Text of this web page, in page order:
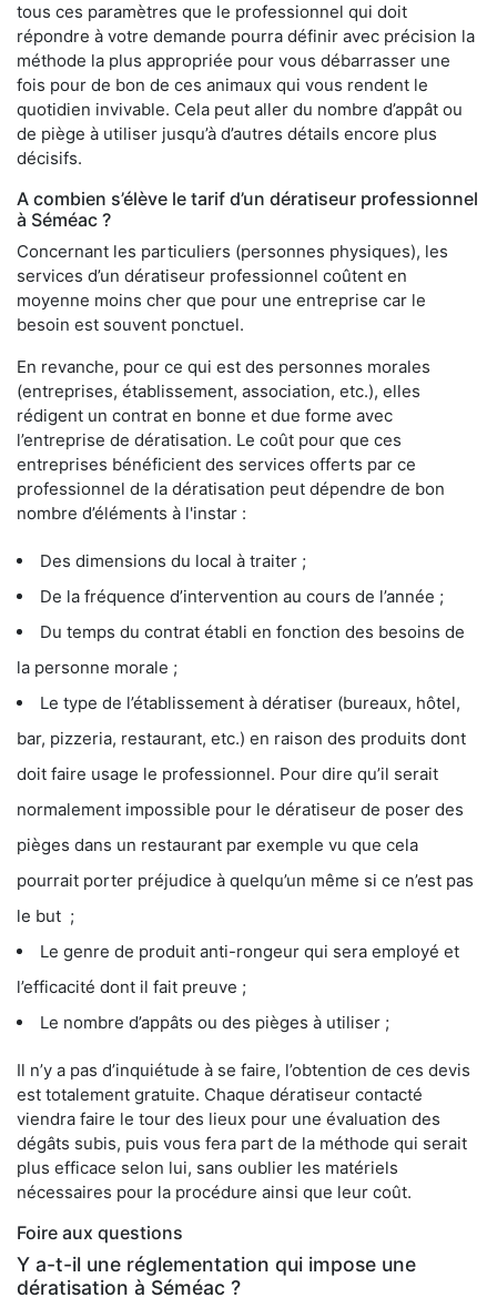
tous ces paramètres que le professionnel qui doit
répondre à votre demande pourra définir avec précision la
méthode la plus appropriée pour vous débarrasser une
fois pour de bon de ces animaux qui vous rendent le
quotidien invivable. Cela peut aller du nombre d’appât ou
de piège à utiliser jusqu’à d’autres détails encore plus
décisifs.
A combien s’élève le tarif d’un dératiseur professionnel
à Séméac ?
Concernant les particuliers (personnes physiques), les
services d’un dératiseur professionnel coûtent en
moyenne moins cher que pour une entreprise car le
besoin est souvent ponctuel.
En revanche, pour ce qui est des personnes morales
(entreprises, établissement, association, etc.), elles
rédigent un contrat en bonne et due forme avec
l’entreprise de dératisation. Le coût pour que ces
entreprises bénéficient des services offerts par ce
professionnel de la dératisation peut dépendre de bon
nombre d’éléments à l'instar :
Des dimensions du local à traiter ;
De la fréquence d’intervention au cours de l’année ;
Du temps du contrat établi en fonction des besoins de
la personne morale ;
Le type de l’établissement à dératiser (bureaux, hôtel,
bar, pizzeria, restaurant, etc.) en raison des produits dont
doit faire usage le professionnel. Pour dire qu’il serait
normalement impossible pour le dératiseur de poser des
pièges dans un restaurant par exemple vu que cela
pourrait porter préjudice à quelqu’un même si ce n’est pas
le but ;
Le genre de produit anti-rongeur qui sera employé et
l’efficacité dont il fait preuve ;
Le nombre d’appâts ou des pièges à utiliser ;
Il n’y a pas d’inquiétude à se faire, l’obtention de ces devis
est totalement gratuite. Chaque dératiseur contacté
viendra faire le tour des lieux pour une évaluation des
dégâts subis, puis vous fera part de la méthode qui serait
plus efficace selon lui, sans oublier les matériels
nécessaires pour la procédure ainsi que leur coût.
Foire aux questions
Y a-t-il une réglementation qui impose une
dératisation à Séméac ?